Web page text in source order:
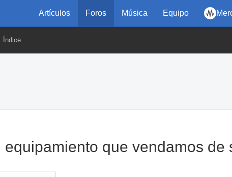
Artículos Foros Música Equipo
Índice
que vendamos de